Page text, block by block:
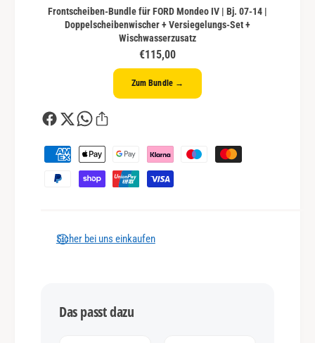
Frontscheiben-Bundle für FORD Mondeo IV | Bj. 07-14 |
Doppelscheibenwischer + Versiegelungs-Set +
Wischwasserzusatz
€115,00
Zum Bundle →
Z
a
Sicher bei uns einkaufen
Das passt dazu